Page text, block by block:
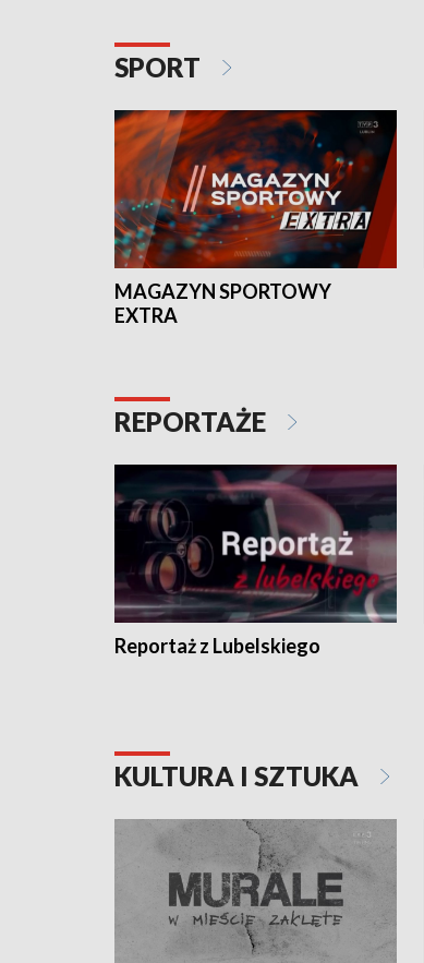
SPORT
MAGAZYN SPORTOWY
EXTRA
REPORTAŻE
Reportaż z Lubelskiego
KULTURA I SZTUKA